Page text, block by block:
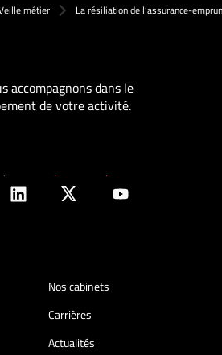
métier La résiliation de l’assurance-
accompagnons dans le
de votre activité.
Nos cabinets
Carrières
Actualités